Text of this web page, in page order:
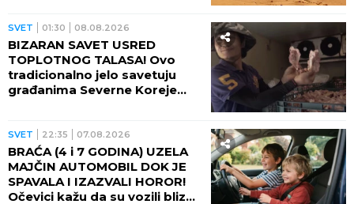
SVET 01:30 08.08.2026
BIZARAN SAVET USRED
TOPLOTNOG TALASA! Ovo
tradicionalno jelo savetuju
građanima Severne Koreje
SVET 22:35 07.08.2026
BRAĆA (4 i 7 GODINA) UZELA
MAJČIN AUTOMOBIL DOK JE
SPAVALA I IZAZVALI HOROR!
Očevici kažu da su vozili blizu